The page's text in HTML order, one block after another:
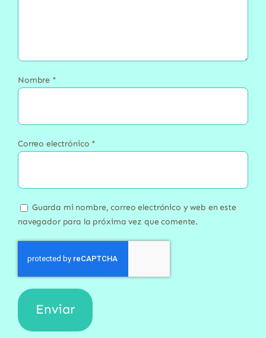
Nombre *
Correo electrónico *
Guarda mi nombre, correo electrónico y web en este
navegador para la próxima vez que comente.